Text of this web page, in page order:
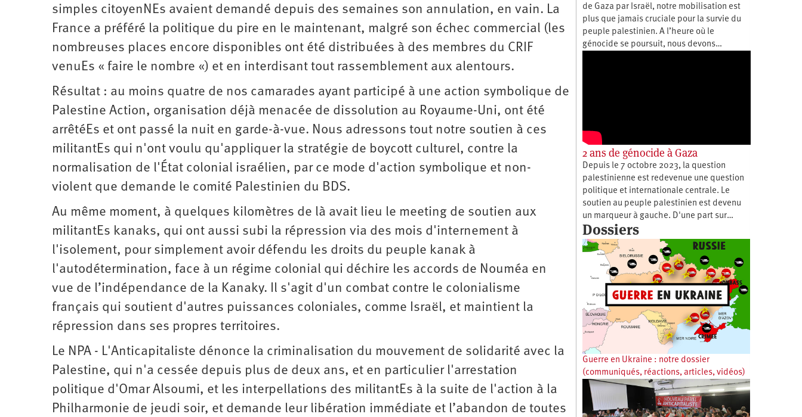
simples citoyenNEs avaient demandé depuis des semaines son annulation, en vain. La
France a préféré la politique du pire en le maintenant, malgré son échec commercial (les
nombreuses places encore disponibles ont été distribuées à des membres du CRIF
venuEs « faire le nombre «) et en interdisant tout rassemblement aux alentours.
Résultat : au moins quatre de nos camarades ayant participé à une action symbolique de
Palestine Action, organisation déjà menacée de dissolution au Royaume-Uni, ont été
arrêtéEs et ont passé la nuit en garde-à-vue. Nous adressons tout notre soutien à ces
militantEs qui n'ont voulu qu'appliquer la stratégie de boycott culturel, contre la
normalisation de l'État colonial israélien, par ce mode d'action symbolique et non-
violent que demande le comité Palestinien du BDS.
Au même moment, à quelques kilomètres de là avait lieu le meeting de soutien aux
militantEs kanaks, qui ont aussi subi la répression via des mois d'internement à
l'isolement, pour simplement avoir défendu les droits du peuple kanak à
l'autodétermination, face à un régime colonial qui déchire les accords de Nouméa en
vue de l’indépendance de la Kanaky. Il s'agit d'un combat contre le colonialisme
français qui soutient d'autres puissances coloniales, comme Israël, et maintient la
répression dans ses propres territoires.
Le NPA - L'Anticapitaliste dénonce la criminalisation du mouvement de solidarité avec la
Palestine, qui n'a cessée depuis plus de deux ans, et en particulier l'arrestation
politique d'Omar Alsoumi, et les interpellations des militantEs à la suite de l'action à la
Philharmonie de jeudi soir, et demande leur libération immédiate et l’abandon de toutes
de Gaza par Israël, notre mobilisation est
plus que jamais cruciale pour la survie du
peuple palestinien. A l’heure où le
génocide se poursuit, nous devons…
2 ans de génocide à Gaza
Depuis le 7 octobre 2023, la question
palestinienne est redevenue une question
politique et internationale centrale. Le
soutien au peuple palestinien est devenu
un marqueur à gauche. D'une part sur…
Dossiers
Guerre en Ukraine : notre dossier
(communiqués, réactions, articles, vidéos)